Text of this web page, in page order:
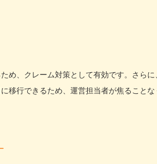
め、クレーム対策として有効です。さら
移行できるため、運営担当者が焦ること